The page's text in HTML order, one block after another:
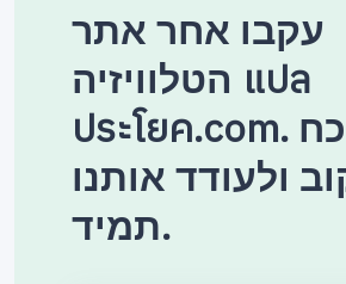
עקבו אחר אתר
הטלוויזיה แปล
ประโยค.com. אל תשכח
ולעודד אותנו
תמיד.